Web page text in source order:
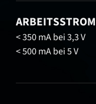
ARBEITSSTROM
< 350 mA bei 3,3 V
< 500 mA bei 5 V